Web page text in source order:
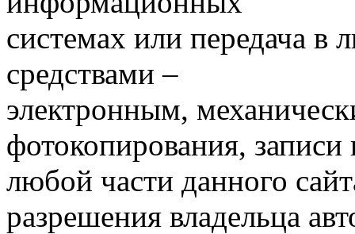
системах или передача
средствами –
электронным,
фотокопирования,
любой части данного
разрешения владельца